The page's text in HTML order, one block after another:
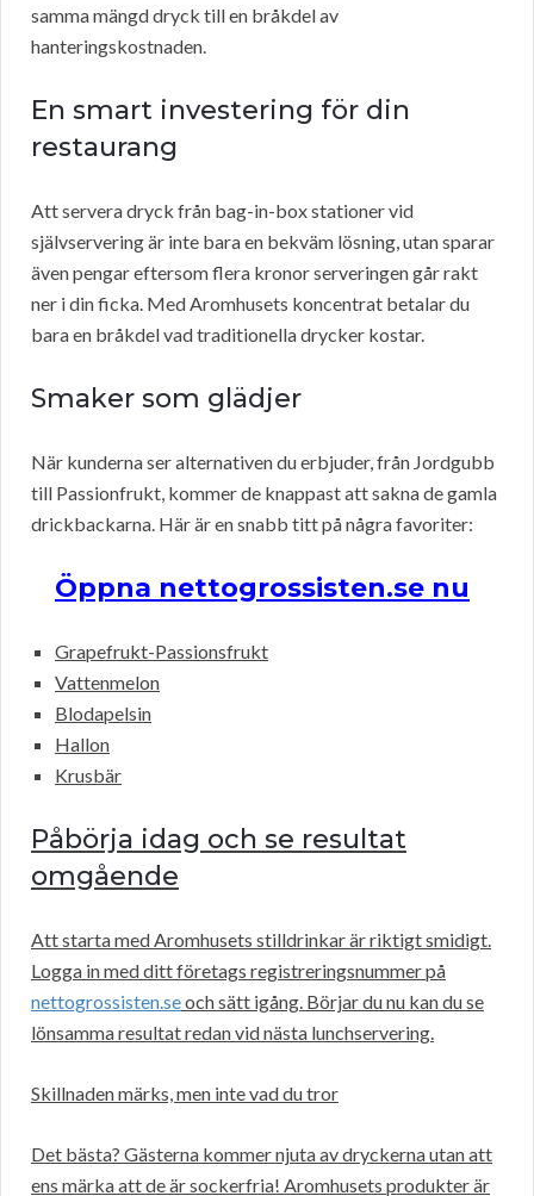
samma mängd dryck till en bråkdel av
hanteringskostnaden.
En smart investering för din
restaurang
Att servera dryck från bag-in-box stationer vid
självservering är inte bara en bekväm lösning, utan sparar
även pengar eftersom flera kronor serveringen går rakt
ner i din ficka. Med Aromhusets koncentrat betalar du
bara en bråkdel vad traditionella drycker kostar.
Smaker som glädjer
När kunderna ser alternativen du erbjuder, från Jordgubb
till Passionfrukt, kommer de knappast att sakna de gamla
drickbackarna. Här är en snabb titt på några favoriter:
Öppna nettogrossisten.se nu
Grapefrukt-Passionsfrukt
Vattenmelon
Blodapelsin
Hallon
Krusbär
Påbörja idag och se resultat
omgående
Att starta med Aromhusets stilldrinkar är riktigt smidigt.
Logga in med ditt företags registreringsnummer på
nettogrossisten.seoch sätt igång. Börjar du nu kan du se
lönsamma resultat redan vid nästa lunchservering.
Skillnaden märks, men inte vad du tror
Det bästa? Gästerna kommer njuta av dryckerna utan att
ens märka att de är sockerfria! Aromhusets produkter är